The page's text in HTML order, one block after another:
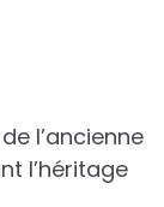
l’ancienne
l’héritage